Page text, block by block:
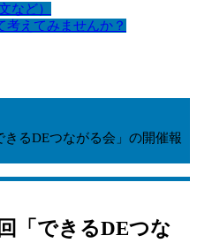
など）
考えてみませんか？
きるDEつながる会」の開催報
「できるDEつな